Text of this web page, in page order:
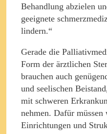
Behandlung abzielen
geeignete
lindern.“
Gerade die
Form der ärztlichen
brauchen auch
und seelischen
mit schweren
nehmen. Dafür
Einrichtungen und